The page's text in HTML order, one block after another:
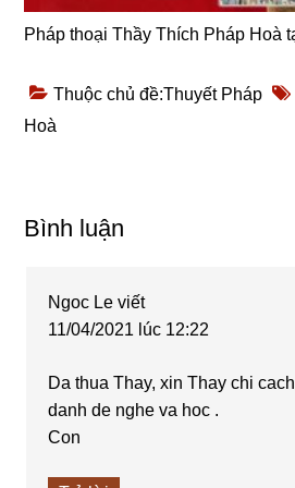
Pháp thoại Thầy Thích Pháp Hoà
Thuộc chủ đề:Thuyết Pháp
Hoà
Reader
Bình luận
Ngoc Le viết
11/04/2021 lúc 12:22
Da thua Thay, xin Thay chi
danh de nghe va hoc .
Con